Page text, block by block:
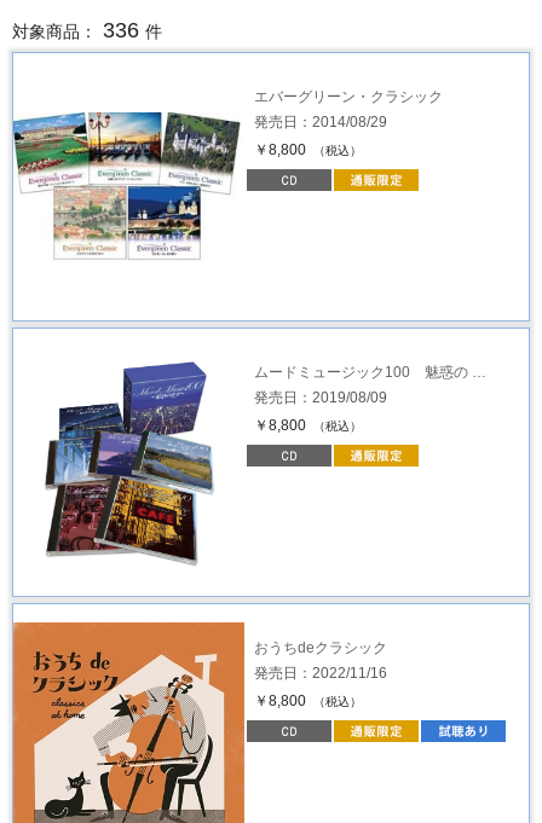
対象商品： 336 件
エバーグリーン・クラシック
発売日：2014/08/29
￥8,800
（税込）
ムードミュージック100 魅惑の …
発売日：2019/08/09
￥8,800
（税込）
おうちdeクラシック
発売日：2022/11/16
￥8,800
（税込）